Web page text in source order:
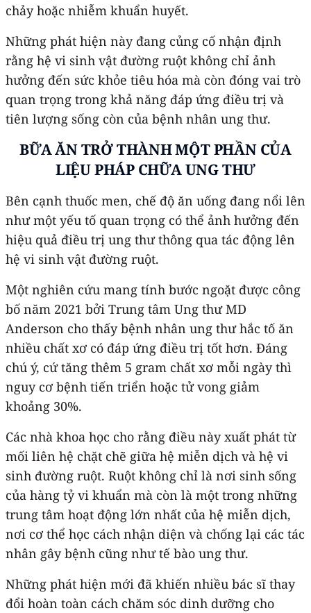
chảy hoặc nhiễm khuẩn huyết.
Những phát hiện này đang củng cố nhận định
rằng hệ vi sinh vật đường ruột không chỉ ảnh
hưởng đến sức khỏe tiêu hóa mà còn đóng vai trò
quan trọng trong khả năng đáp ứng điều trị và
tiên lượng sống còn của bệnh nhân ung thư.
BỮA ĂN TRỞ THÀNH MỘT PHẦN CỦA
LIỆU PHÁP CHỮAUNG THƯ
Bên cạnh thuốc men, chế độ ăn uống đang nổi lên
như một yếu tố quan trọng có thể ảnh hưởng đến
hiệu quả điều trị ung thư thông qua tác động lên
hệ vi sinh vật đường ruột.
Một nghiên cứu mang tính bước ngoặt được công
bố năm 2021 bởi Trung tâm Ung thư MD
Anderson cho thấy bệnh nhân ung thư hắc tố ăn
nhiều chất xơ có đáp ứng điều trị tốt hơn. Đáng
chú ý, cứ tăng thêm 5 gram chất xơ mỗi ngày thì
nguy cơ bệnh tiến triển hoặc tử vong giảm
khoảng 30%.
Các nhà khoa học cho rằng điều này xuất phát từ
mối liên hệ chặt chẽ giữa hệ miễn dịch và hệ vi
sinh đường ruột. Ruột không chỉ là nơi sinh sống
của hàng tỷ vi khuẩn mà còn là một trong những
trung tâm hoạt động lớn nhất của hệ miễn dịch,
nơi cơ thể học cách nhận diện và chống lại các tác
nhân gây bệnh cũng như tế bào ung thư.
Những phát hiện mới đã khiến nhiều bác sĩ thay
đổi hoàn toàn cách chăm sóc dinh dưỡng cho